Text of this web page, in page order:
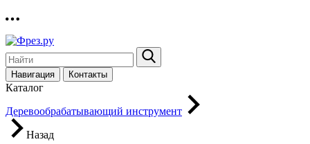
Навигация Контакты
Каталог
Деревообрабатывающий инструмент
Назад